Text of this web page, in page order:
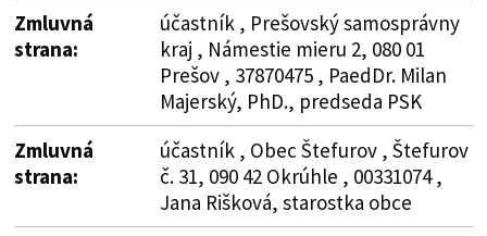
Zmluvná
strana:
účastník , Prešovský samosprávny
kraj , Námestie mieru 2, 080 01
Prešov , 37870475 , PaedDr. Milan
Majerský, PhD., predseda PSK
Zmluvná
strana:
účastník , Obec Štefurov , Štefurov
č. 31, 090 42 Okrúhle , 00331074 ,
Jana Rišková, starostka obce